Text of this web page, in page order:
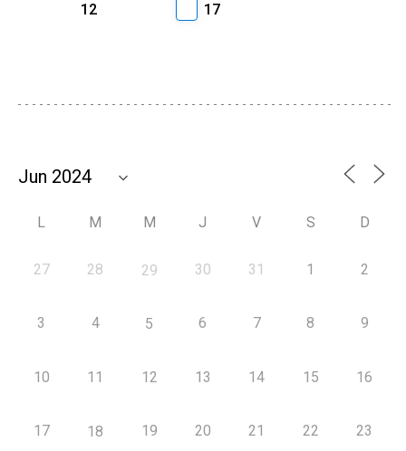
12
17
L M M J V S D
27 28 29 30 31 1 2
3 4 5 6 7 8 9
10 11 12 13 14 15 16
17 18 19 20 21 22 23